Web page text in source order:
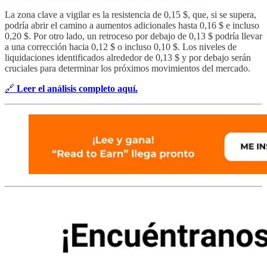
La zona clave a vigilar es la resistencia de 0,15 $, que, si se supera,
podría abrir el camino a aumentos adicionales hasta 0,16 $ e incluso
0,20 $. Por otro lado, un retroceso por debajo de 0,13 $ podría llevar
a una corrección hacia 0,12 $ o incluso 0,10 $. Los niveles de
liquidaciones identificados alrededor de 0,13 $ y por debajo serán
cruciales para determinar los próximos movimientos del mercado.
🔗 Leer el análisis completo aquí.